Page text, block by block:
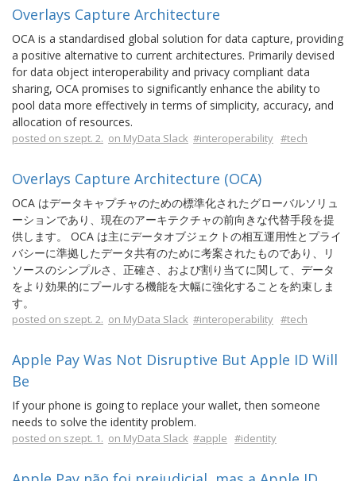
Overlays Capture Architecture
OCA is a standardised global solution for data capture, providing
a positive alternative to current architectures. Primarily devised
for data object interoperability and privacy compliant data
sharing, OCA promises to significantly enhance the ability to
pool data more effectively in terms of simplicity, accuracy, and
allocation of resources.
posted on szept. 2. on MyData Slack #interoperability #tech
Overlays Capture Architecture (OCA)
OCA はデータキャプチャのための標準化されたグローバルソリュ
ーションであり、現在のアーキテクチャの前向きな代替手段を提
供します。 OCA は主にデータオブジェクトの相互運用性とプライ
バシーに準拠したデータ共有のために考案されたものであり、リ
ソースのシンプルさ、正確さ、および割り当てに関して、データ
をより効果的にプールする機能を大幅に強化することを約束しま
す。
posted on szept. 2. on MyData Slack #interoperability #tech
Apple Pay Was Not Disruptive But Apple ID Will
Be
If your phone is going to replace your wallet, then someone
needs to solve the identity problem.
posted on szept. 1. on MyData Slack #apple #identity